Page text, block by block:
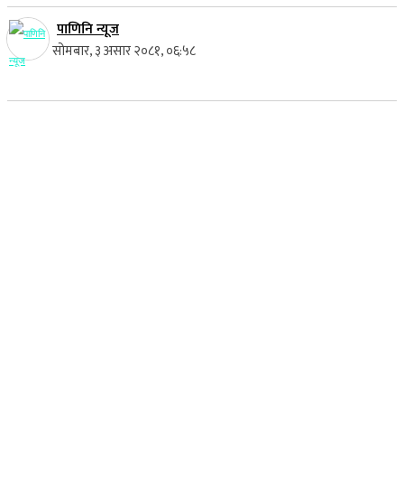
पाणिनि न्यूज
सोमबार, ३ असार २०८१, ०६:५८